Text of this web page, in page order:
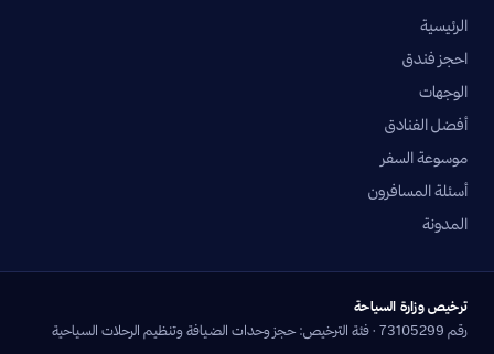
الرئيسية
احجز فندق
الوجهات
أفضل الفنادق
موسوعة السفر
أسئلة المسافرون
المدونة
ترخيص وزارة السياحة
رقم 73105299 · فئة الترخيص: حجز وحدات الضيافة وتنظيم الرحلات السياحية